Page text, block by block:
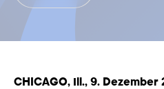
CHICAGO, Ill., 9. Dezember